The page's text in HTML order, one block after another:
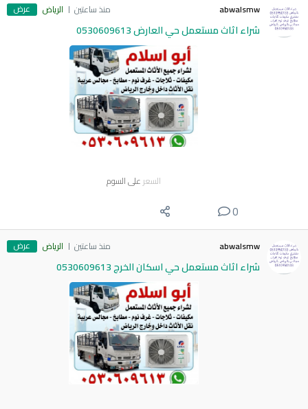
abwalsmw منذ ساعتين الرياض عرض
شراء اثاث مستعمل حي العارض 0530609613
السعر على السوم
0
abwalsmw منذ ساعتين الرياض عرض
شراء اثاث مستعمل حي اسكان الخرج 0530609613